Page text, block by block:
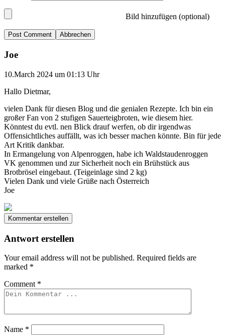
Bild hinzufügen (optional)
Abbrechen
Joe
10.March 2024 um 01:13 Uhr
Hallo Dietmar,
vielen Dank für diesen Blog und die genialen Rezepte. Ich bin ein
großer Fan von 2 stufigen Sauerteigbroten, wie diesem hier.
Könntest du evtl. nen Blick drauf werfen, ob dir irgendwas
Offensichtliches auffällt, was ich besser machen könnte. Bin für jede
Art Kritik dankbar.
In Ermangelung von Alpenroggen, habe ich Waldstaudenroggen
VK genommen und zur Sicherheit noch ein Brühstück aus
Brotbrösel eingebaut. (Teigeinlage sind 2 kg)
Vielen Dank und viele Grüße nach Österreich
Joe
Kommentar erstellen
Antwort erstellen
Your email address will not be published. Required fields are
marked *
Comment *
Name *